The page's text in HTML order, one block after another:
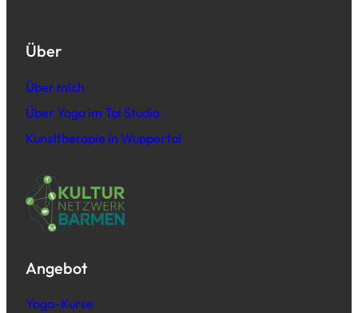
Über
Über mich
Über Yoga im Tal Studio
Kunsttherapie in Wuppertal
Angebot
Yoga-Kurse